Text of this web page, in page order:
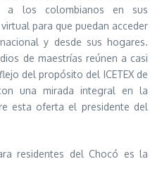
a los colombianos en sus
para que puedan acceder
y desde sus hogares.
de maestrías reúnen a casi
del propósito del ICETEX de
una mirada integral en la
esta oferta el presidente del
residentes del Chocó es la